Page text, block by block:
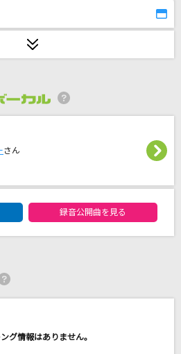
さん
録音公開曲を見る